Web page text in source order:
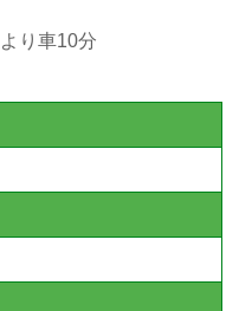
り車10分